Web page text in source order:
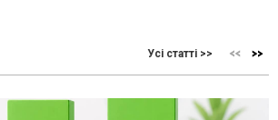
Усі статті >>